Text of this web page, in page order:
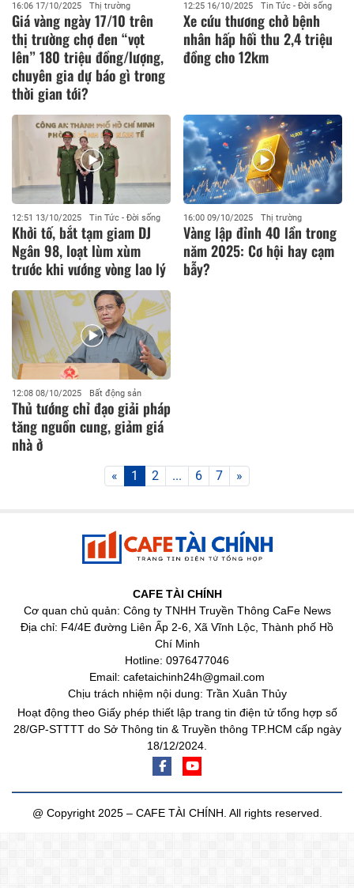
16:06 17/10/2025 Thị trường
Giá vàng ngày 17/10 trên
thị trường chợ đen “vọt
lên” 180 triệu đồng/lượng,
chuyên gia dự báo gì trong
thời gian tới?
12:25 16/10/2025 Tin Tức - Đời sống
Xe cứu thương chở bệnh
nhân hấp hối thu 2,4 triệu
đồng cho 12km
12:51 13/10/2025 Tin Tức - Đời sống
Khởi tố, bắt tạm giam DJ
Ngân 98, loạt lùm xùm
trước khi vướng vòng lao lý
16:00 09/10/2025 Thị trường
Vàng lập đỉnh 40 lần trong
năm 2025: Cơ hội hay cạm
bẫy?
12:08 08/10/2025 Bất động sản
Thủ tướng chỉ đạo giải pháp
tăng nguồn cung, giảm giá
nhà ở
« 1 2 ... 6 7 »
CAFE TÀI CHÍNH
Cơ quan chủ quản: Công ty TNHH Truyền Thông CaFe News
Địa chỉ: F4/4E đường Liên Ấp 2-6, Xã Vĩnh Lộc, Thành phố Hồ
Chí Minh
Hotline: 0976477046
Email: cafetaichinh24h@gmail.com
Chịu trách nhiệm nội dung: Trần Xuân Thủy
Hoạt động theo Giấy phép thiết lập trang tin điện tử tổng hợp số
28/GP-STTTT do Sở Thông tin & Truyền thông TP.HCM cấp ngày
18/12/2024.
@ Copyright 2025 – CAFE TÀI CHÍNH. All rights reserved.